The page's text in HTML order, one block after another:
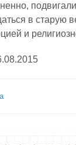
в старую
и